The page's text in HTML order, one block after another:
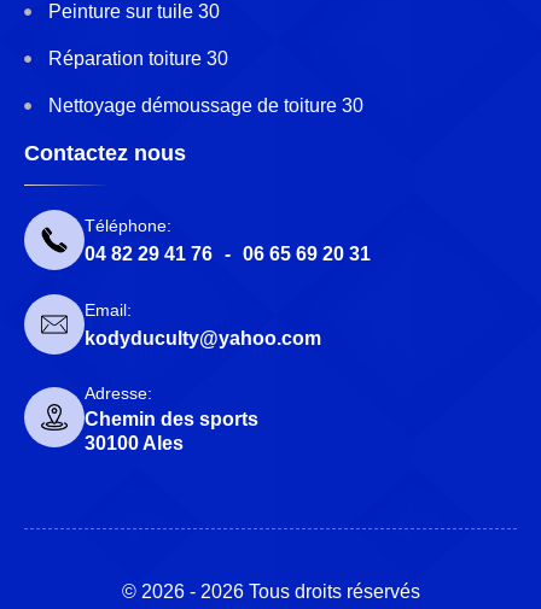
Peinture sur tuile 30
Réparation toiture 30
Nettoyage démoussage de toiture 30
Contactez nous
Téléphone:
04 82 29 41 76 - 06 65 69 20 31
Email:
kodyduculty@yahoo.com
Adresse:
Chemin des sports
30100 Ales
© 2026 - 2026 Tous droits réservés